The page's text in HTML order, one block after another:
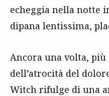
echeggia nella notte
dipana lentissima,
Ancora una volta, più
dell’atrocità del
Witch rifulge di una